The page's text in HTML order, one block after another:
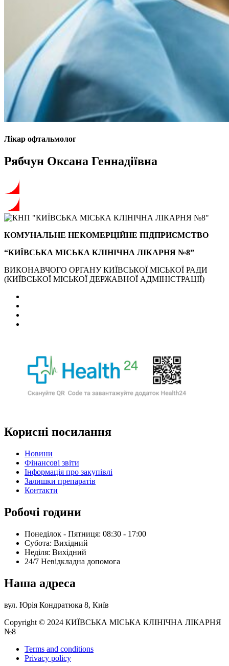
Лікар офтальмолог
Рябчун Оксана Геннадіївна
КОМУНАЛЬНЕ НЕКОМЕРЦІЙНЕ ПІДПРИЄМСТВО
“КИЇВСЬКА МІСЬКА КЛІНІЧНА ЛІКАРНЯ №8”
ВИКОНАВЧОГО ОРГАНУ КИЇВСЬКОЇ МІСЬКОЇ РАДИ
(КИЇВСЬКОЇ МІСЬКОЇ ДЕРЖАВНОЇ АДМІНІСТРАЦІЇ)
Корисні посилання
Новини
Фінансові звіти
Інформація про закупівлі
Залишки препаратів
Контакти
Робочі години
Понеділок - Пятниця: 08:30 - 17:00
Субота: Вихідний
Нeділя: Вихідний
24/7 Невідкладна допомога
Наша адреса
вул. Юрія Кондратюка 8, Київ
Copyright © 2024 КИЇВСЬКА МІСЬКА КЛІНІЧНА ЛІКАРНЯ
№8
Terms and conditions
Privacy policy